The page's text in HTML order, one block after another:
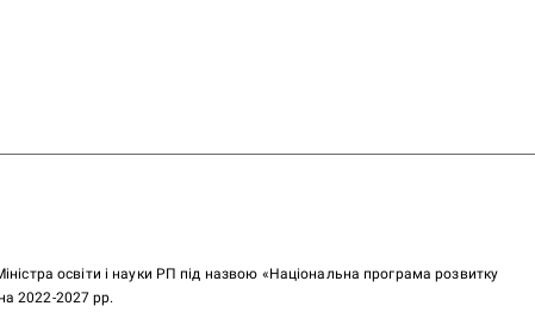
освіти і науки РП під назвою «Національна програма розвитку
2022-2027 рр.